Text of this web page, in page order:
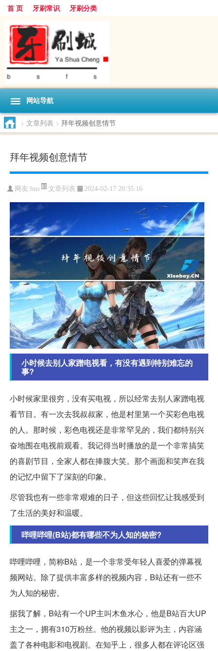
首 页 牙刷常识 牙刷分类
网站导航
> 文章列表 > 拜年视频创意情节
拜年视频创意情节
网友:bns 文章列表 2024-02-17 20:35:16
小时候去别人家蹭电视看，有没有遇到特别难忘的
事?
小时候家里很穷，没有买电视，所以经常去别人家蹭电视
看节目。有一次去我叔叔家，他是村里第一个买彩色电视
的人。那时候，彩色电视还是非常罕见的，我们都特别兴
奋地围在电视前观看。我记得当时播放的是一个非常搞笑
的喜剧节目，全家人都在捧腹大笑。那个画面和笑声在我
的记忆中留下了深刻的印象。
尽管我也有一些非常艰难的日子，但这些回忆让我感受到
了生活的美好和温暖。
哔哩哔哩(B站)都有哪些不为人知的秘密?
哔哩哔哩，简称B站，是一个非常受年轻人喜爱的弹幕视
频网站。除了提供丰富多样的视频内容，B站还有一些不
为人知的秘密。
据我了解，B站有一个UP主叫木鱼水心，他是B站百大UP
主之一，拥有310万粉丝。他的视频以影评为主，内容涵
盖了各种电影和电视剧。在知乎上，很多人都在评论区强